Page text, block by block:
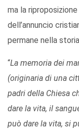
ma la
dell’annuncio
permane nella
“La memoria dei
(originaria di una
padri della Chiesa
dare la vita, il
può dare la vita, si